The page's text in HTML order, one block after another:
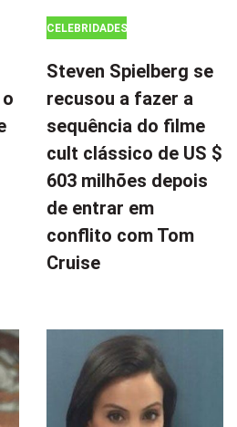
CELEBRIDADES
Steven Spielberg se
recusou a fazer a
sequência do filme
cult clássico de US $
603 milhões depois
de entrar em
conflito com Tom
Cruise